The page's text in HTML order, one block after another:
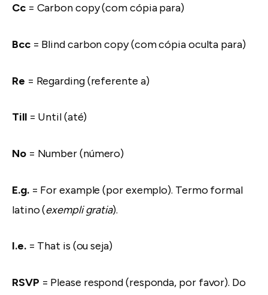
Cc = Carbon copy (com cópia para)
Bcc = Blind carbon copy (com cópia oculta para)
Re = Regarding (referente a)
Till = Until (até)
No = Number (número)
E.g. = For example (por exemplo). Termo formal
latino (exempli gratia).
I.e.= That is (ou seja)
RSVP = Please respond (responda, por favor). Do